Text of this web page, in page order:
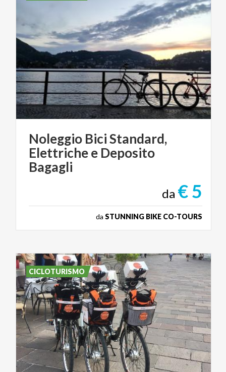
Noleggio Bici Standard,
Elettriche e Deposito
Bagagli
da € 5
da STUNNING BIKE CO-TOURS
CICLOTURISMO